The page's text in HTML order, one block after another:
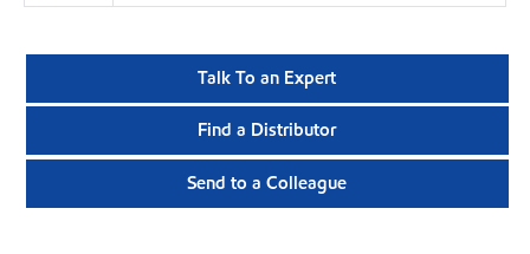
Talk To an Expert
Find a Distributor
Send to a Colleague